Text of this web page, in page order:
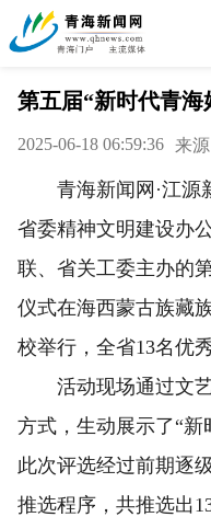
第五届“新时代青海
2025-06-18 06:59:36 来
青海新闻网·江源
省委精神文明建设办
联、省关工委主办的
仪式在海西蒙古族藏
校举行，全省13名优
活动现场通过文艺
方式，生动展示了“新
此次评选经过前期逐
推选程序，共推选出